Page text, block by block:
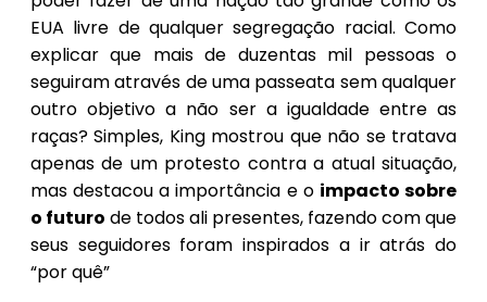
EUA livre de qualquer segregação racial. Como
explicar que mais de duzentas mil pessoas o
seguiram através de uma passeata sem qualquer
outro objetivo a não ser a igualdade entre as
raças? Simples, King mostrou que não se tratava
apenas de um protesto contra a atual situação,
mas destacou a importância e o impacto sobre
o futuro de todos ali presentes, fazendo com que
seus seguidores foram inspirados a ir atrás do
“por quê”